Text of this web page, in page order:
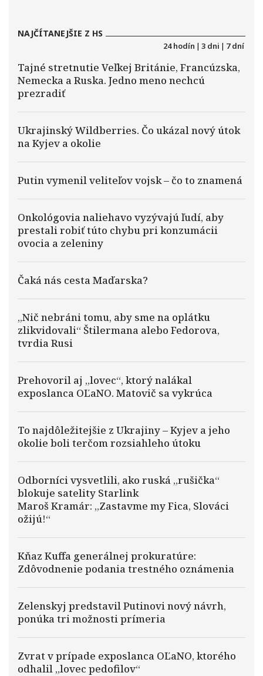
NAJČÍTANEJŠIE Z HS
24 hodín | 3 dni | 7 dní
Tajné stretnutie Veľkej Británie, Francúzska,
Nemecka a Ruska. Jedno meno nechcú
prezradiť
Ukrajinský Wildberries. Čo ukázal nový útok
na Kyjev a okolie
Putin vymenil veliteľov vojsk – čo to znamená
Onkológovia naliehavo vyzývajú ľudí, aby
prestali robiť túto chybu pri konzumácii
ovocia a zeleniny
Čaká nás cesta Maďarska?
„Nič nebráni tomu, aby sme na oplátku
zlikvidovali“ Štilermana alebo Fedorova,
tvrdia Rusi
Prehovoril aj „lovec“, ktorý nalákal
exposlanca OĽaNO. Matovič sa vykrúca
To najdôležitejšie z Ukrajiny – Kyjev a jeho
okolie boli terčom rozsiahleho útoku
Odborníci vysvetlili, ako ruská „rušička“
blokuje satelity Starlink
Maroš Kramár: „Zastavme my Fica, Slováci
ožijú!“
Kňaz Kuffa generálnej prokuratúre:
Zdôvodnenie podania trestného oznámenia
Zelenskyj predstavil Putinovi nový návrh,
ponúka tri možnosti prímeria
Zvrat v prípade exposlanca OĽaNO, ktorého
odhalil „lovec pedofilov“